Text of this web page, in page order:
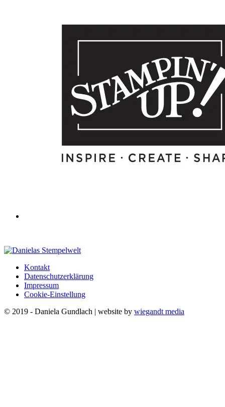
Kontakt
Datenschutzerklärung
Impressum
Cookie-Einstellung
© 2019 - Daniela Gundlach | website by wiegandt media